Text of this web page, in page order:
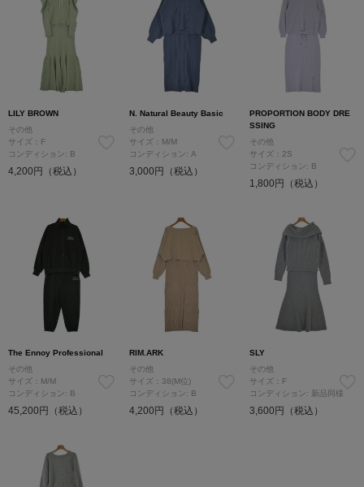
LILY BROWN
その他
サイズ：F
コンディション: B
4,200円（税込）
N. Natural Beauty Basic
その他
サイズ：M/M
コンディション: A
3,000円（税込）
PROPORTION BODY DRE
SSING
その他
サイズ：2S
コンディション: B
1,800円（税込）
The Ennoy Professional
その他
サイズ：M/M
コンディション: B
45,200円（税込）
RIM.ARK
その他
サイズ：38(M位)
コンディション: B
4,200円（税込）
SLY
その他
サイズ：F
コンディション: 新品同様
3,600円（税込）